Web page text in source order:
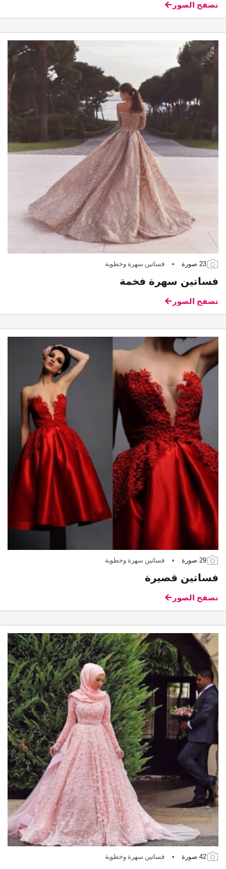
تصفح الصور
23 صورة • فساتين سهرة وخطوبة
فساتين سهرة فخمة
تصفح الصور
29 صورة • فساتين سهرة وخطوبة
فساتين قصيرة
تصفح الصور
42 صورة • فساتين سهرة وخطوبة